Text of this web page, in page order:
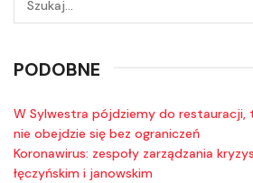
PODOBNE
W Sylwestra pójdziemy do restauracji,
nie obejdzie się bez ograniczeń
Koronawirus: zespoły zarządzania
łęczyńskim i janowskim